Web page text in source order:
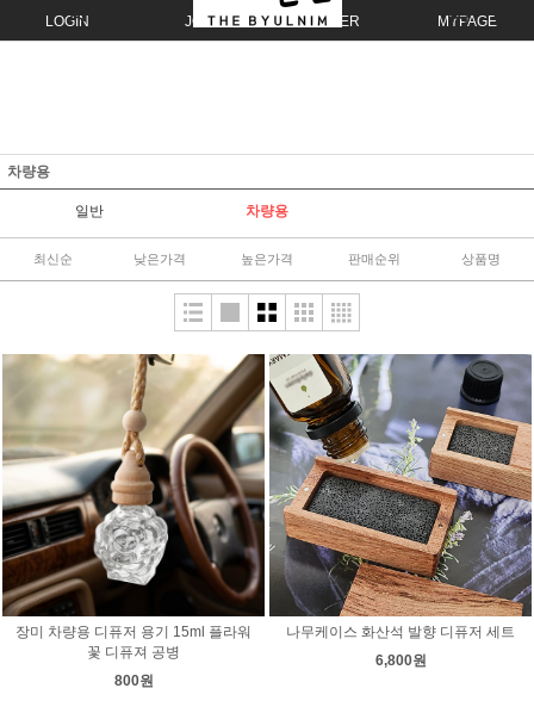
LOGIN JOIN ORDER MYPAGE
차량용
일반 차량용
최신순 낮은가격 높은가격 판매순위 상품명
장미 차량용 디퓨저 용기 15ml 플라워
꽃 디퓨져 공병
800원
나무케이스 화산석 발향 디퓨저 세트
6,800원